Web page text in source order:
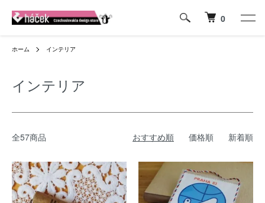
0
ホーム インテリア
インテリア
全57商品 おすすめ順 価格順 新着順